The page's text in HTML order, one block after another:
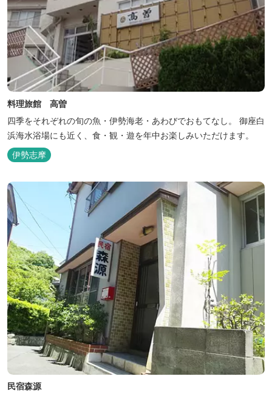
料理旅館 高曽
四季をそれぞれの旬の魚・伊勢海老・あわびでおもてなし。 御座白
浜海水浴場にも近く、食・観・遊を年中お楽しみいただけます。
伊勢志摩
民宿森源